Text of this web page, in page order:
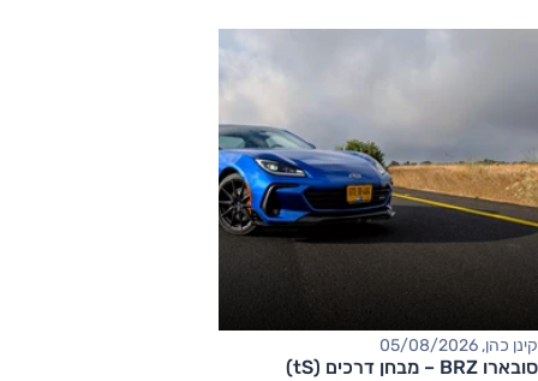
קינן כהן, 05/08/2026
סובארו BRZ – מבחן דרכים (tS)